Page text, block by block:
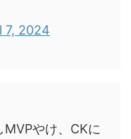
7, 2024
やけ、CKに